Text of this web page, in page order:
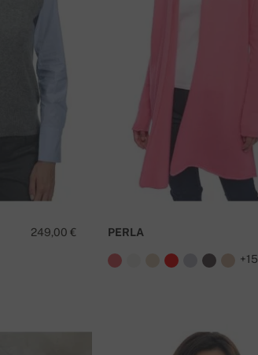
249,00 € PERLA
+15